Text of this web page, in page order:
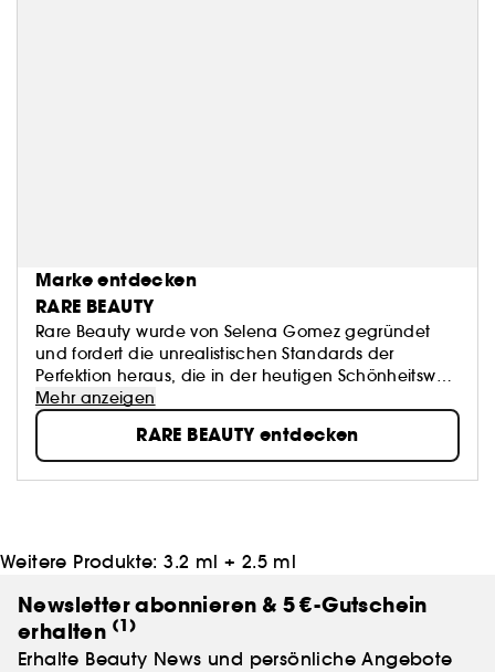
Marke entdecken
RARE BEAUTY
Rare Beauty wurde von Selena Gomez gegründet
und fordert die unrealistischen Standards der
Perfektion heraus, die in der heutigen Schönheitswelt
existieren. Die Produkte von Rare Beauty sind für den
täglichen Selbstausdruck gemacht. Luftig und
atmungsaktiv, unsere Wohlfühlformeln lassen sich
leicht auftragen und sorgen für eine anpassbare
Deckkraft und ein frisches Finish, das immer nach Dir
Mehr anzeigen
RARE BEAUTY entdecken
Weitere Produkte:3.2 ml + 2.5 ml
Newsletter abonnieren & 5 €-Gutschein
erhalten (1)
Erhalte Beauty News und persönliche Angebote